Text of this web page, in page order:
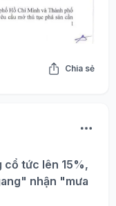
Chia sẻ
cổ tức lên 15%,
nhận "mưa